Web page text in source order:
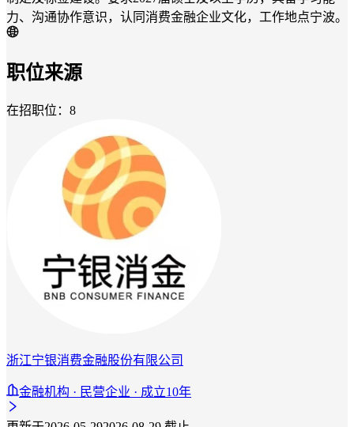
力、沟通协作意识，认同消费金融企业文化，工作地点宁波。
职位来源
在招职位：8
浙江宁银消费金融股份有限公司
金融机构 · 民营企业 · 成立10年